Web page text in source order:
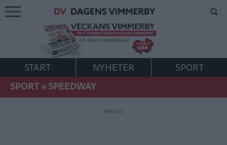
START NYHETER
SPORT
SPORT»SPEEDWAY
Annons: